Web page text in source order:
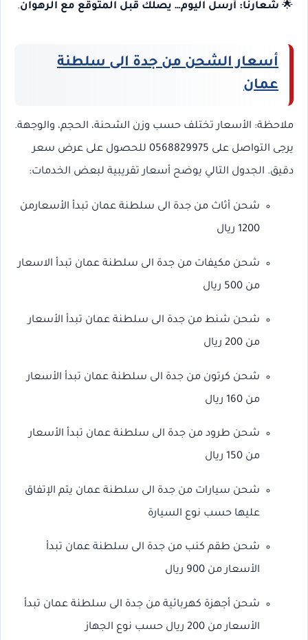
🌟 شعارنا: أرسل اليوم… يصلك قبل المتوقع مع الرهوان.
أسعار الشحن من جدة الى سلطنة
عمان
ملاحظة: الأسعار تختلف حسب وزن الشحنة، الحجم، والوجهة.
يرجى التواصل على 0568829975 للحصول على عرض سعر
دقيق. الجدول التالي يوضح أسعار تقريبية لبعض الخدمات:
شحن أثاث من جدة الى سلطنة عمان تبدأ الأسعارمن
1200 ريال
شحن مكيفات من جدة الى سلطنة عمان تبدأ الاسعار
من 500 ريال
شحن شنط من جدة الى سلطنة عمان تبدأ الأسعار
من 200 ريال
شحن كرتون من جدة الى سلطنة عمان تبدأ الأسعار
من 160 ريال
شحن طرود من جدة الى سلطنة عمان تبدأ الأسعار
من 150 ريال
شحن سيارات من جدة الى سلطنة عمان يتم الإتفاق
عليها حسب نوع السيارة
شحن طقم كنب من جدة الى سلطنة عمان تبدأ
الأسعار من 900 ريال
شحن أجهزة كهربائية من جدة الى سلطنة عمان تبدأ
الأسعار من 200 ريال حسب نوع الجهاز